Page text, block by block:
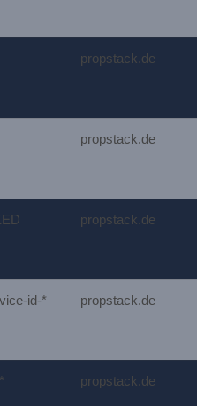
propstack.de
propstack.de
propstack.de
id-* propstack.de
propstack.de